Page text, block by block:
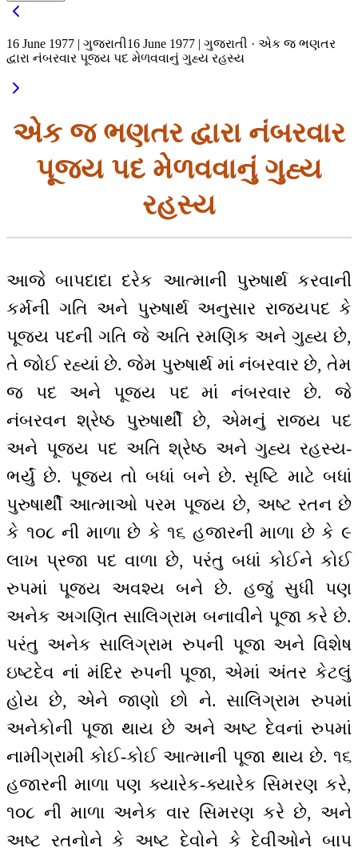
16 June 1977 | ગુજરાતી16 June 1977 | ગુજરાતી · એક જ ભણતર
દ્વારા નંબરવાર પૂજ્ય પદ મેળવવાનું ગુહ્ય રહસ્ય
એક જ ભણતર દ્વારા નંબરવાર
પૂજ્ય પદ મેળવવાનું ગુહ્ય
રહસ્ય
આજે બાપદાદા દરેક આત્માની પુરુષાર્થ કરવાની
કર્મની ગતિ અને પુરુષાર્થ અનુસાર રાજ્યપદ કે
પૂજ્ય પદની ગતિ જે અતિ રમણિક અને ગુહ્ય છે,
તે જોઈ રહ્યાં છે. જેમ પુરુષાર્થ માં નંબરવાર છે, તેમ
જ પદ અને પૂજ્ય પદ માં નંબરવાર છે. જે
નંબરવન શ્રેષ્ઠ પુરુષાર્થી છે, એમનું રાજ્ય પદ
અને પૂજ્ય પદ અતિ શ્રેષ્ઠ અને ગુહ્ય રહસ્ય-
ભર્યું છે. પૂજ્ય તો બધાં બને છે. સૃષ્ટિ માટે બધાં
પુરુષાર્થી આત્માઓ પરમ પૂજ્ય છે, અષ્ટ રતન છે
કે ૧૦૮ ની માળા છે કે ૧૬ હજારની માળા છે કે ૯
લાખ પ્રજા પદ વાળા છે, પરંતુ બધાં કોઈને કોઈ
રુપમાં પૂજ્ય અવશ્ય બને છે. હજું સુધી પણ
અનેક અગણિત સાલિગ્રામ બનાવીને પૂજા કરે છે.
પરંતુ અનેક સાલિગ્રામ રુપની પૂજા અને વિશેષ
ઇષ્ટદેવ નાં મંદિર રુપની પૂજા, એમાં અંતર કેટલું
હોય છે, એને જાણો છો ને. સાલિગ્રામ રુપમાં
અનેકોની પૂજા થાય છે અને અષ્ટ દેવનાં રુપમાં
નામીગ્રામી કોઈ-કોઈ આત્માની પૂજા થાય છે. ૧૬
હજારની માળા પણ ક્યારેક-ક્યારેક સિમરણ કરે,
૧૦૮ ની માળા અનેક વાર સિમરણ કરે છે, અને
અષ્ટ રતનોને કે અષ્ટ દેવોને કે દેવીઓને બાપ